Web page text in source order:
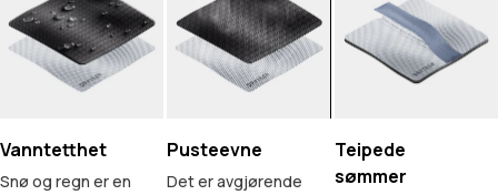
Vanntetthet
Snø og regn er en
Pusteevne
Det er avgjørende
Teipede
sømmer